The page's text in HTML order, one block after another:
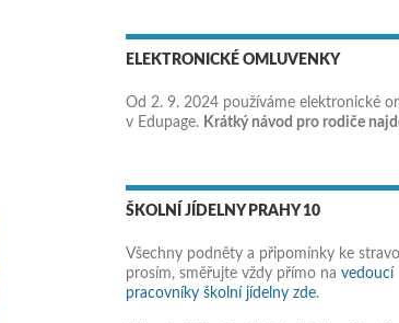
ELEKTRONICKÉ OMLUVENKY
Od 2. 9. 2024 používáme elektronické
v Edupage. Krátký návod pro rodiče
ŠKOLNÍ JÍDELNY PRAHY 10
Všechny podněty a připomínky ke
prosím, směřujte vždy přímo na vedoucí
pracovníky školní jídelny zde.